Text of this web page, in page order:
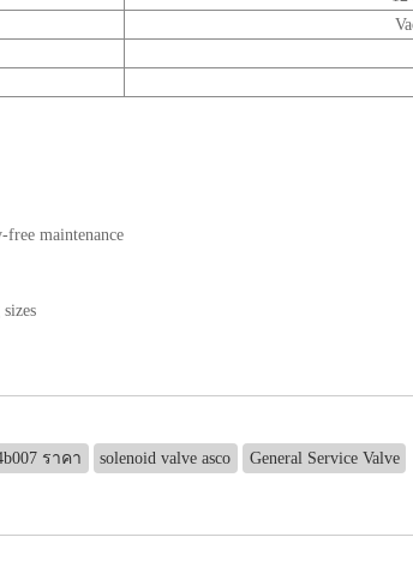
maintenance
ราคา solenoid valve asco General Service Valve